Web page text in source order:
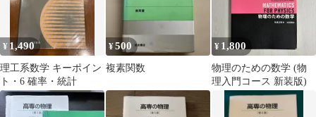
¥ 1,490
理工系数学 キーポイン
ト・6 確率・統計
¥500
複素関数
¥ 1,800
物理のための数学 (物
理入門コース 新装版)